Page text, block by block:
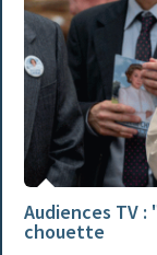
Audiences TV
chouette